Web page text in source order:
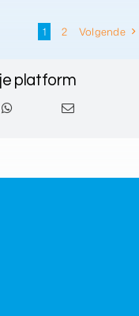
1 2 Volgende
platform